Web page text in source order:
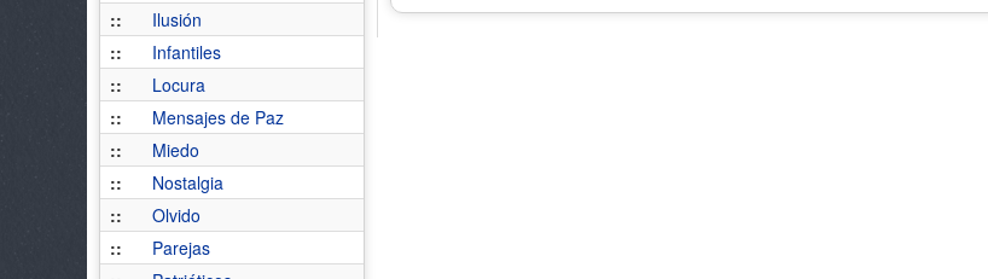
::
Ilusión
::
Infantiles
::
Locura
::
Mensajes de Paz
::
Miedo
::
Nostalgia
::
Olvido
::
Parejas